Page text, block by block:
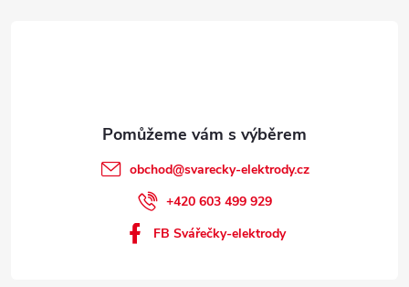
obchod@svarecky-elektrody.cz
+420 603 499 929
FB Svářečky-elektrody